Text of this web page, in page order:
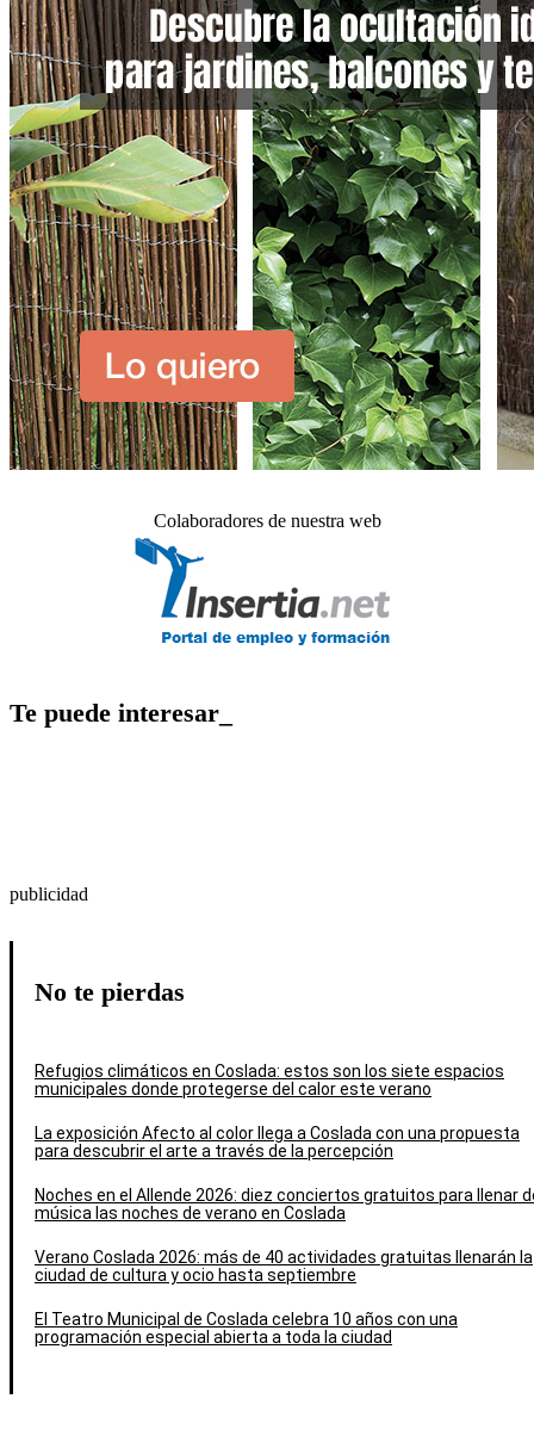
Colaboradores de nuestra web
Te puede interesar_
publicidad
No te pierdas
Refugios climáticos en Coslada: estos son los siete espacios
municipales donde protegerse del calor este verano
La exposición Afecto al color llega a Coslada con una propuesta
para descubrir el arte a través de la percepción
Noches en el Allende 2026: diez conciertos gratuitos para llenar
música las noches de verano en Coslada
Verano Coslada 2026: más de 40 actividades gratuitas llenarán la
ciudad de cultura y ocio hasta septiembre
El Teatro Municipal de Coslada celebra 10 años con una
programación especial abierta a toda la ciudad